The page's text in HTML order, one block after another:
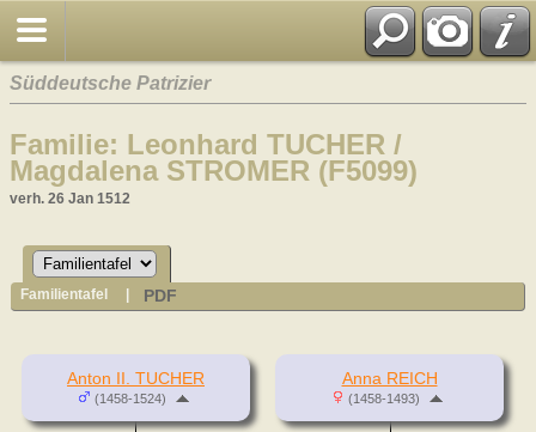
Süddeutsche Patrizier
Familie: Leonhard TUCHER /
Magdalena STROMER (F5099)
verh. 26 Jan 1512
Familientafel PDF
Anton II. TUCHER
(1458-1524)
Anna REICH
(1458-1493)